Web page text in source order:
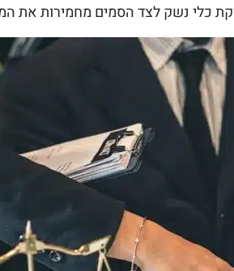
כלי נשק לצד הסמים מחמירות את